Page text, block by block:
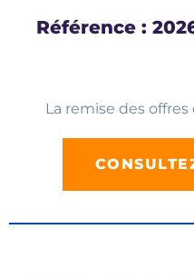
Référence :
La remise des